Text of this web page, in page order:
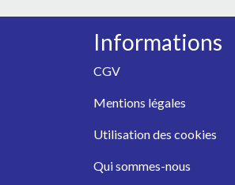
Informations
CGV
Mentions légales
Utilisation des cookies
Qui sommes-nous